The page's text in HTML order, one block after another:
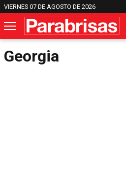
VIERNES 07 DE AGOSTO DE 2026
Georgia